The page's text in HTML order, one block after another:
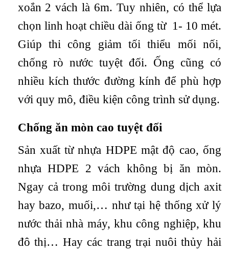
xoắn 2 vách là 6m. Tuy nhiên, có thể lựa
chọn linh hoạt chiều dài ống từ 1- 10 mét.
Giúp thi công giảm tối thiểu mối nối,
chống rò nước tuyệt đối. Ống cũng có
nhiều kích thước đường kính để phù hợp
với quy mô, điều kiện công trình sử dụng.
Chống ăn mòn cao tuyệt đối
Sản xuất từ nhựa HDPE mật độ cao, ống
nhựa HDPE 2 vách không bị ăn mòn.
Ngay cả trong môi trường dung dịch axit
hay bazo, muối,… như tại hệ thống xử lý
nước thải nhà máy, khu công nghiệp, khu
đô thị… Hay các trang trại nuôi thủy hải